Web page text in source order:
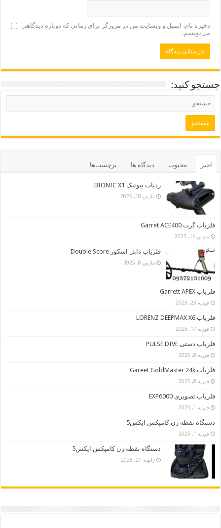
ذخیره نام، ایمیل و وبسایت من در مرورگر برای زمانی که دوباره دیدگاهی
می‌نویسم.
جستجو کنید:
اخیر محبوب دیدگاه ها برچسب‌ها
ردیاب بیونیک BIONIC X1
مارس 18, 2025
فلزیاب گرت Garret ACE400
مارس 16, 2025
فلزیاب دابل اسکور Double Score
مارس 8, 2025
فلزیاب Garrett APEX
فوریه 23, 2025
فلزیاب LORENZ DEEPMAX X6
فوریه 17, 2025
فلزیاب دستی PULSE DIVE
فوریه 8, 2025
فلزیاب Gareet GoldMaster 24k
فوریه 8, 2025
فلزیاب تصویری EXP6000
فوریه 1, 2025
دستگاه نقطه زن کامپکس ایکس5
فوریه 1, 2025
دستگاه نقطه زن کامپکس ایکس5
ژانویه 27, 2025